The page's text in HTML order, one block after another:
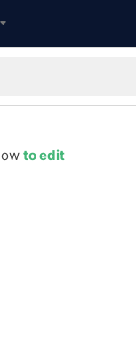
to edit